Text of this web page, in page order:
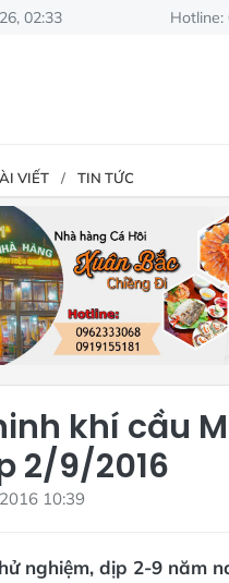
02:33 Hotline:
VIẾT TIN TỨC
khí cầu
2/9/2016
10:39
nghiệm, dịp 2-9 năm